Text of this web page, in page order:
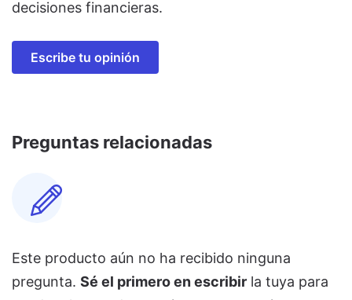
decisiones financieras.
Escribe tu opinión
Preguntas relacionadas
Este producto aún no ha recibido ninguna
pregunta. Sé el primero en escribir la tuya para